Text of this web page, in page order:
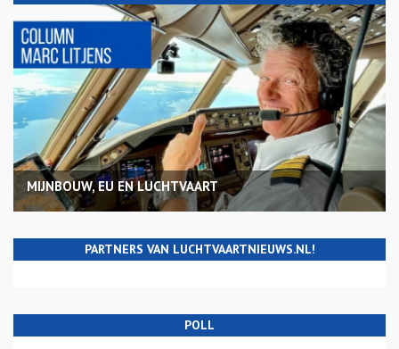
MIJNBOUW, EU EN LUCHTVAART
PARTNERS VAN LUCHTVAARTNIEUWS.NL!
POLL